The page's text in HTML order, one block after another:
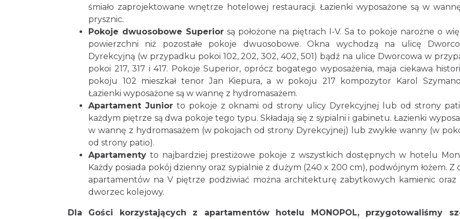
śmiało zaprojektowane wnętrze hotelowej restauracji. Łazienki wyposażone są w
prysznic.
Pokoje dwuosobowe Superiorsą położone na piętrach I-V. Sa to pokoje narożne o
powierzchni niż pozostałe pokoje dwuosobowe. Okna wychodzą na ulicę
Dyrekcyjną (w przypadku pokoi 102, 202, 302, 402, 501) bądź na ulice Dworcowa w
pokoi 217, 317 i 417. Pokoje Superior, oprócz bogatego wyposażenia, maja ciekawa
pokoju 102 mieszkał tenor Jan Kiepura, a w pokoju 217 kompozytor Karol
Łazienki wyposażone są w wannę z hydromasażem.
Apartament Juniorto pokoje z oknami od strony ulicy Dyrekcyjnej lub od strony
każdym piętrze są dwa pokoje tego typu. Składają się z sypialni i gabinetu. Łazienki
w wannę z hydromasażem (w pokojach od strony Dyrekcyjnej) lub zwykłe wanny (w
od strony patio).
Apartamenty to najbardziej prestiżowe pokoje z wszystkich dostępnych w hotelu
Każdy posiada pokój dzienny oraz sypialnie z dużym (240 x 200 cm), podwójnym łożem. Z
apartamentów na V piętrze podziwiać można architekturę zabytkowych kamienic oraz
dworzec kolejowy.
Dla Gości korzystających z apartamentów hotelu MONOPOL, przygotowaliśmy